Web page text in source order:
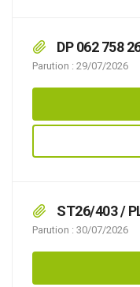
DP 062 758
– 10 Allée Pablo
d’une Pergola
Parution : 29/07/2026
ST26/403 /
CLEMENT,
AUGUSTE
que
Parution : 30/07/2026